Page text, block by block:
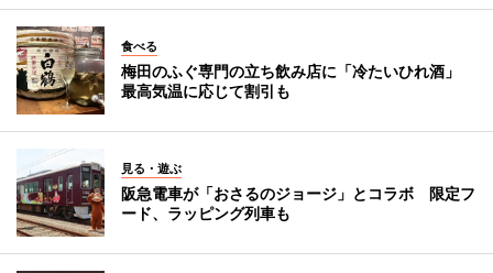
食べる
梅田のふぐ専門の立ち飲み店に「冷たいひれ酒」
最高気温に応じて割引も
見る・遊ぶ
阪急電車が「おさるのジョージ」とコラボ 限定フ
ード、ラッピング列車も